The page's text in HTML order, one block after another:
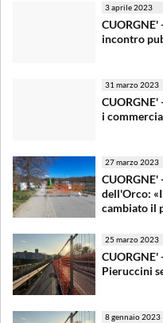
3 aprile 2023
incontro
31 marzo 2023
i
27 marzo 2023
dell'Orco:
cambiato il
25 marzo 2023
Pieruccini
8 gennaio 2023